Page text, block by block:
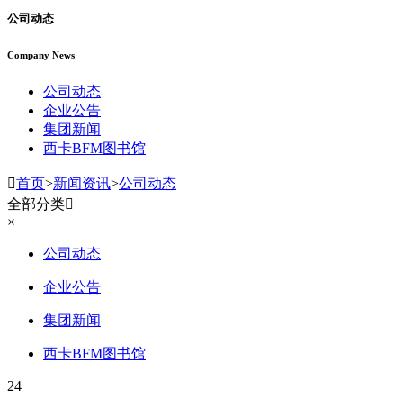
公司动态
Company News
公司动态
企业公告
集团新闻
西卡BFM图书馆
首页>新闻资讯>公司动态
全部分类
×
公司动态
企业公告
集团新闻
西卡BFM图书馆
24